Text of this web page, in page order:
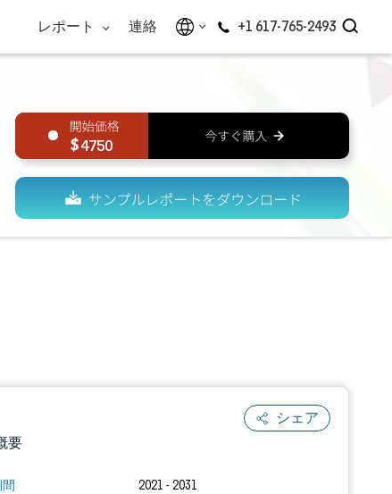
レポート 連絡 +1 617-765-2493
4750
シェア
要
2021 - 2031